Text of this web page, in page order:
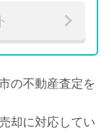
の不動産査定を
却に対応してい